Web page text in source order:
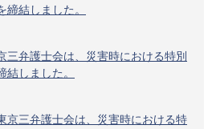
結しました。
三弁護士会は、災害時における特別
しました。
京三弁護士会は、災害時における特